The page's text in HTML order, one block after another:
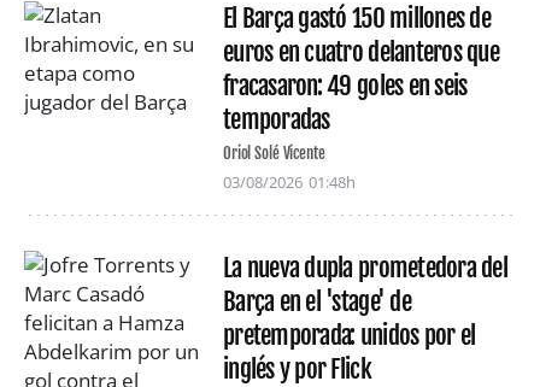
El Barça gastó 150 millones de
euros en cuatro delanteros que
fracasaron: 49 goles en seis
temporadas
Oriol Solé Vicente
03/08/2026 01:48h
La nueva dupla prometedora del
Barça en el 'stage' de
pretemporada: unidos por el
inglés y por Flick